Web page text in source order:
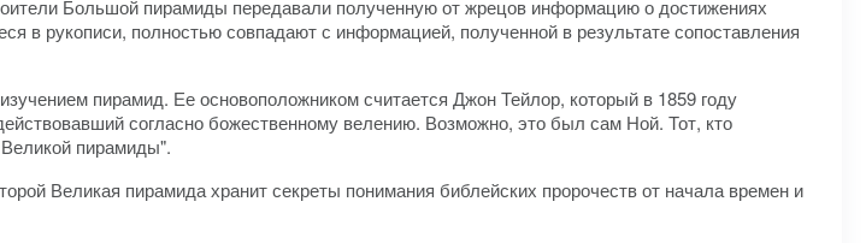
Большой пирамиды передавали полученную от жрецов информацию о достижениях
в рукописи, полностью совпадают с информацией, полученной в результате сопоставления
пирамид. Ее основоположником считается Джон Тейлор, который в 1859 году
согласно божественному велению. Возможно, это был сам Ной. Тот, кто
пирамиды".
Великая пирамида хранит секреты понимания библейских пророчеств от начала времен и